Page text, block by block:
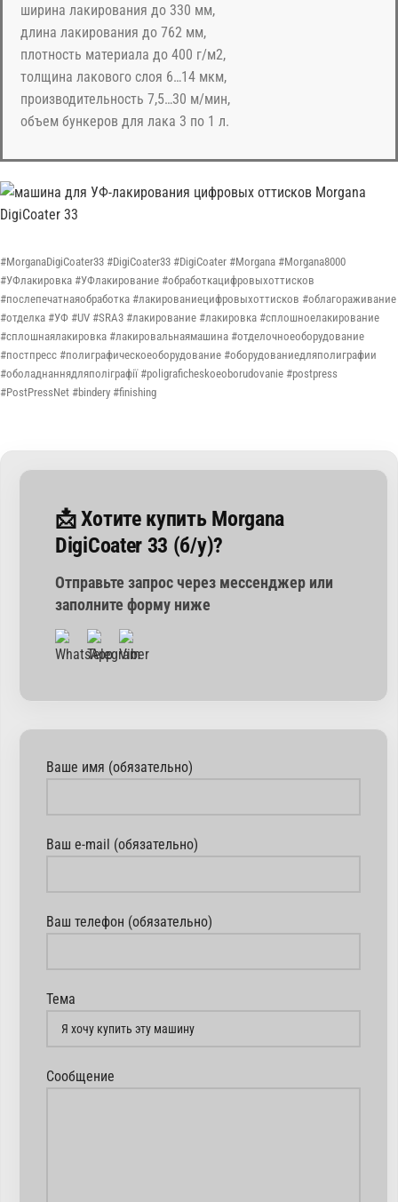
ширина лакирования до 330 мм,
длина лакирования до 762 мм,
плотность материала до 400 г/м2,
толщина лакового слоя 6…14 мкм,
производительность 7,5…30 м/мин,
объем бункеров для лака 3 по 1 л.
#MorganaDigiCoater33 #DigiCoater33 #DigiCoater #Morgana #Morgana8000
#УФлакировка #УФлакирование #обработкацифровыхоттисков
#послепечатнаяобработка #лакированиецифровыхоттисков #облагораживание
#отделка #УФ #UV #SRA3 #лакирование #лакировка #сплошноелакирование
#сплошнаялакировка #лакировальнаямашина #отделочноеоборудование
#постпресс #полиграфическоеоборудование #оборудованиедляполиграфии
#оболаднаннядляполіграфії #poligraficheskoeoborudovanie #postpress
#PostPressNet #bindery #finishing
📩 Хотите купить Morgana
DigiCoater 33 (б/у)?
Отправьте запрос через мессенджер или
заполните форму ниже
Ваше имя (обязательно)
Ваш e-mail (обязательно)
Ваш телефон (обязательно)
Тема
Сообщение